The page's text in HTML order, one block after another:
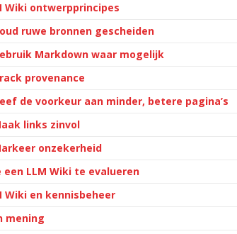
Wiki ontwerpprincipes
ruwe bronnen gescheiden
Markdown waar mogelijk
provenance
de voorkeur aan minder, betere pagina’s
links zinvol
onzekerheid
een LLM Wiki te evalueren
Wiki en kennisbeheer
mening